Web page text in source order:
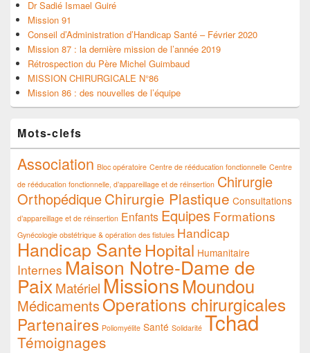
Dr Sadié Ismael Guiré
Mission 91
Conseil d’Administration d’Handicap Santé – Février 2020
Mission 87 : la dernière mission de l’année 2019
Rétrospection du Père Michel Guimbaud
MISSION CHIRURGICALE N°86
Mission 86 : des nouvelles de l’équipe
Mots-clefs
Association Bloc opératoire Centre de rééducation fonctionnelle Centre
de rééducation fonctionnelle, d’appareillage et de réinsertion Chirurgie
OrthopédiqueChirurgie Plastique Consultations
d’appareillage et de réinsertion Enfants Equipes Formations
Gynécologie obstétrique & opération des fistules Handicap
Handicap Sante Hopital Humanitaire
Internes Maison Notre-Dame de
PaixMatériel MissionsMoundou
MédicamentsOperations chirurgicales
Partenaires Poliomyélite Santé Solidarité Tchad
Témoignages